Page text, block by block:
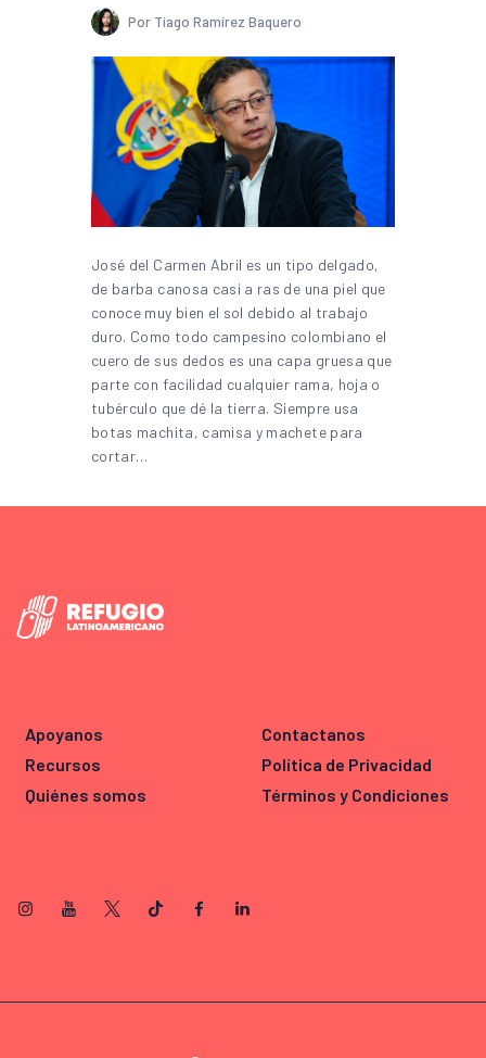
Por Tiago Ramírez Baquero
José del Carmen Abril es un tipo delgado,
de barba canosa casi a ras de una piel que
conoce muy bien el sol debido al trabajo
duro. Como todo campesino colombiano el
cuero de sus dedos es una capa gruesa que
parte con facilidad cualquier rama, hoja o
tubérculo que dé la tierra. Siempre usa
botas machita, camisa y machete para
cortar…
Apoyanos
Recursos
Quiénes somos
Contactanos
Política de Privacidad
Términos y Condiciones